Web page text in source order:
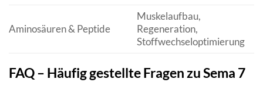
Aminosäuren & Peptide
Muskelaufbau,
Regeneration,
Stoffwechseloptimierung
FAQ – Häufig gestellte Fragen zu Sema 7